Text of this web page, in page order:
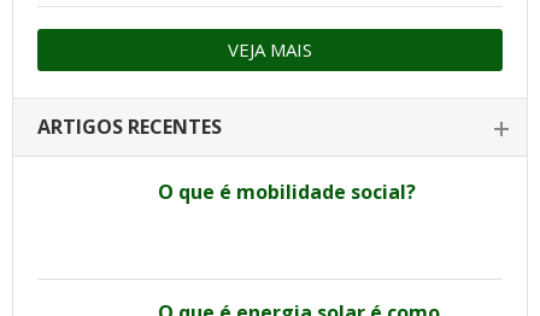
VEJA MAIS
ARTIGOS RECENTES
O que é mobilidade social?